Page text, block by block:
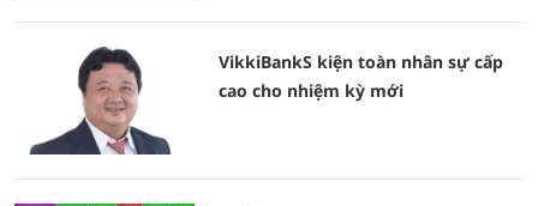
VikkiBankS kiện toàn nhân sự cấp
cao cho nhiệm kỳ mới